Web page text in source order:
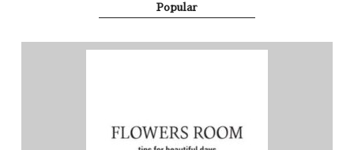
Popular